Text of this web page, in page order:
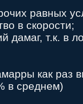
равных
в скорости;
т.к. в
как раз
в среднем)